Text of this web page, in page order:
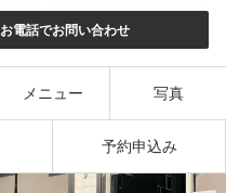
お電話でお問い合わせ
メニュー 写真
予約申込み